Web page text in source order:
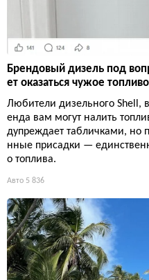
Брендовый дизель под
ет оказаться чужое топливо
Любители дизельного Shell,
енда вам могут налить
дупреждает табличками, но
нные присадки —
о топлива.
Авто 5 836